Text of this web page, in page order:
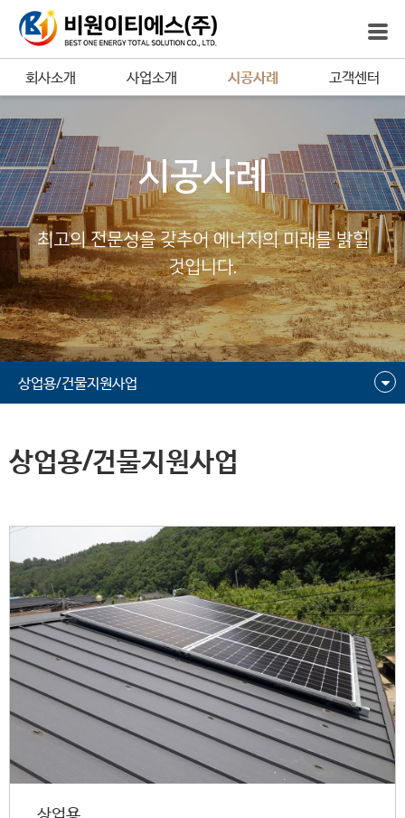
회사소개 사업소개 시공사례 고객센터
시공사례
최고의 전문성을 갖추어 에너지의 미래를 밝힐
것입니다.
상업용/건물지원사업
상업용/건물지원사업
상업용